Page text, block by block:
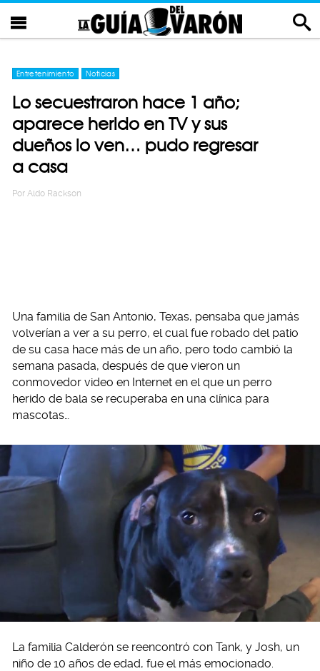
Entretenimiento Noticias
Lo secuestraron hace 1 año;
aparece herido en TV y sus
dueños lo ven… pudo regresar
a casa
Por Aldo Rackson
Una familia de San Antonio, Texas, pensaba que jamás
volverían a ver a su perro, el cual fue robado del patio
de su casa hace más de un año, pero todo cambió la
semana pasada, después de que vieron un
conmovedor video en Internet en el que un perro
herido de bala se recuperaba en una clínica para
mascotas…
La familia Calderón se reencontró con Tank, y Josh, un
niño de 10 años de edad, fue el más emocionado.